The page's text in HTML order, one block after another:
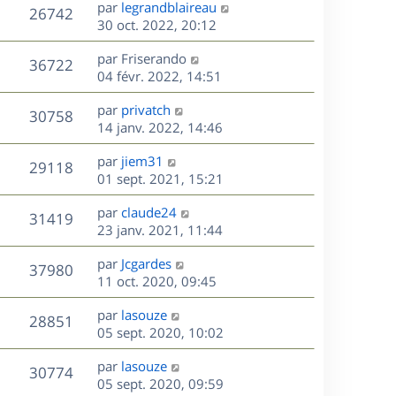
e
s
n
i
e
r
m
e
s
s
a
g
e
26742V
u
e
s
D
e
r
n
i
e
r
m
e
s
s
a
g
e
par legrandblaireau
30 oct. 2022, 20:12
36722V
u
e
s
D
e
r
n
i
e
r
m
e
s
s
a
g
e
par Friserando
04 févr. 2022, 14:51
30758V
u
e
s
D
e
r
n
i
e
r
m
e
s
s
a
g
e
par privatch
14 janv. 2022, 14:46
29118V
u
s
D
e
r
n
i
e
r
m
e
s
s
a
g
e
par jiem31
01 sept. 2021, 15:21
31419V
u
D
e
r
n
i
e
r
m
e
s
s
par claude24
23 janv. 2021, 11:44
37980V
u
D
e
r
n
i
e
r
m
par Jcgardes
11 oct. 2020, 09:45
28851
u
D
e
r
n
i
par lasouze
05 sept. 2020, 10:02
30774V
D
e
par lasouze
05 sept. 2020, 09:59